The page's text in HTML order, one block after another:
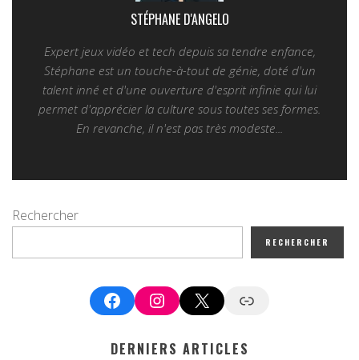
STÉPHANE D'ANGELO
Expert jeux vidéo et tech depuis sa tendre enfance,
Stéphane est un touche-à-tout de génie, doté d'un
talent inné et d'une ouverture d'esprit infinie qui lui
permet d'apprécier la culture sous toutes ses formes.
En revanche, il n'est pas très modeste...
Rechercher
RECHERCHER
FacebookInstagram
X Google News
DERNIERS ARTICLES